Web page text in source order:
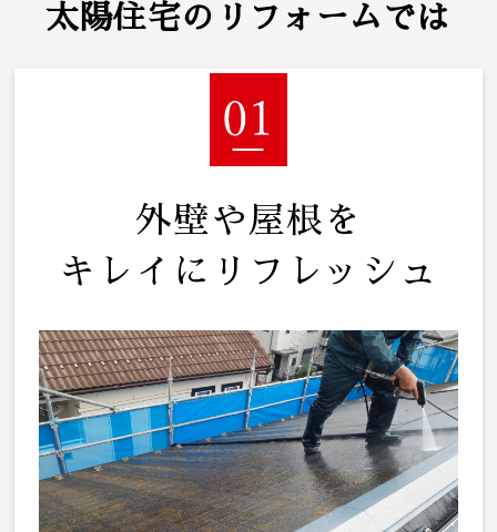
太陽住宅のリフォームでは
外壁や屋根を
キレイにリフレッシュ